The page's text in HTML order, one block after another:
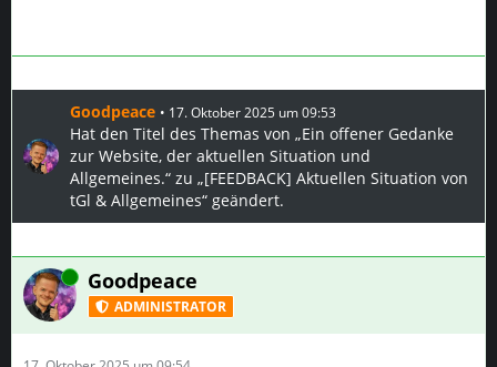
Goodpeace 17. Oktober 2025 um 09:53
Hat den Titel des Themas von „Ein offener Gedanke
zur Website, der aktuellen Situation und
Allgemeines.“ zu „[FEEDBACK] Aktuellen Situation von
tGl & Allgemeines“ geändert.
Online Goodpeace
ADMINISTRATOR